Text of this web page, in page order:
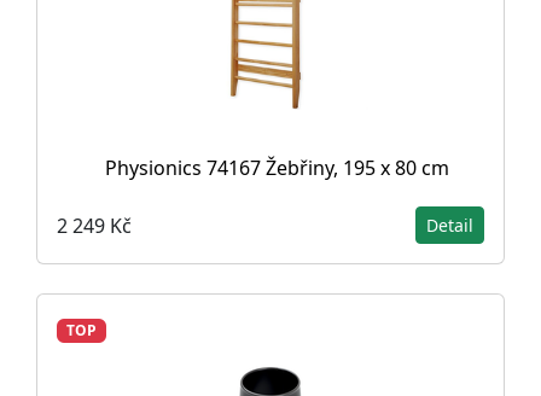
Physionics 74167 Žebřiny, 195 x 80 cm
2 249 Kč Detail
TOP